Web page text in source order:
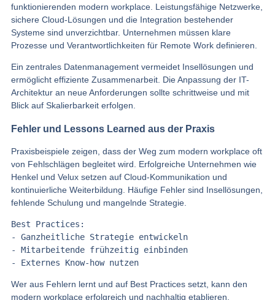
funktionierenden modern workplace. Leistungsfähige Netzwerke,
sichere Cloud-Lösungen und die Integration bestehender
Systeme sind unverzichtbar. Unternehmen müssen klare
Prozesse und Verantwortlichkeiten für Remote Work definieren.
Ein zentrales Datenmanagement vermeidet Insellösungen und
ermöglicht effiziente Zusammenarbeit. Die Anpassung der IT-
Architektur an neue Anforderungen sollte schrittweise und mit
Blick auf Skalierbarkeit erfolgen.
Fehler und Lessons Learned aus der Praxis
Praxisbeispiele zeigen, dass der Weg zum modern workplace oft
von Fehlschlägen begleitet wird. Erfolgreiche Unternehmen wie
Henkel und Velux setzen auf Cloud-Kommunikation und
kontinuierliche Weiterbildung. Häufige Fehler sind Insellösungen,
fehlende Schulung und mangelnde Strategie.
Best Practices:
- Ganzheitliche Strategie entwickeln
- Mitarbeitende frühzeitig einbinden
Wer aus Fehlern lernt und auf Best Practices setzt, kann den
modern workplace erfolgreich und nachhaltig etablieren.